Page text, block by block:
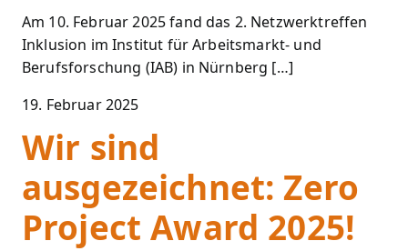
Am 10. Februar 2025 fand das 2. Netzwerktreffen
Inklusion im Institut für Arbeitsmarkt- und
Berufsforschung (IAB) in Nürnberg […]
19. Februar 2025
Wir sind
ausgezeichnet: Zero
Project Award 2025!